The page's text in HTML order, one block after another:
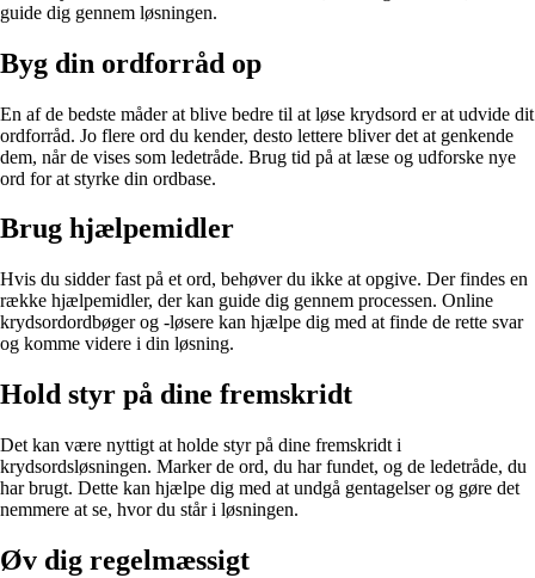
guide dig gennem løsningen.
Byg din ordforråd op
En af de bedste måder at blive bedre til at løse krydsord er at udvide dit
ordforråd. Jo flere ord du kender, desto lettere bliver det at genkende
dem, når de vises som ledetråde. Brug tid på at læse og udforske nye
ord for at styrke din ordbase.
Brug hjælpemidler
Hvis du sidder fast på et ord, behøver du ikke at opgive. Der findes en
række hjælpemidler, der kan guide dig gennem processen. Online
krydsordordbøger og -løsere kan hjælpe dig med at finde de rette svar
og komme videre i din løsning.
Hold styr på dine fremskridt
Det kan være nyttigt at holde styr på dine fremskridt i
krydsordsløsningen. Marker de ord, du har fundet, og de ledetråde, du
har brugt. Dette kan hjælpe dig med at undgå gentagelser og gøre det
nemmere at se, hvor du står i løsningen.
Øv dig regelmæssigt